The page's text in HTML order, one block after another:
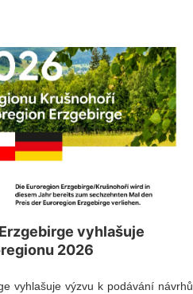
vyhlašuje
2026
vyhlašuje výzvu k podávání návrhů